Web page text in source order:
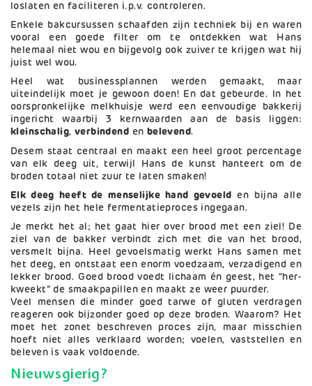
loslaten en faciliteren i.p.v. controleren.
Enkele bakcursussen schaafden zijn techniek bij en waren
vooral een goede filter om te ontdekken wat Hans
helemaal niet wou en bijgevolg ook zuiver te krijgen wat hij
juist wel wou.
Heel wat businessplannen werden gemaakt, maar
uiteindelijk moet je gewoon doen! En dat gebeurde. In het
oorspronkelijke melkhuisje werd een eenvoudige bakkerij
ingericht waarbij 3 kernwaarden aan de basis liggen:
kleinschalig, verbindend en belevend.
Desem staat centraal en maakt een heel groot percentage
van elk deeg uit, terwijl Hans de kunst hanteert om de
broden totaal niet zuur te laten smaken!
Elk deeg heeft de menselijke hand gevoeld en bijna alle
vezels zijn het hele fermentatieproces ingegaan.
Je merkt het al; het gaat hier over brood met een ziel! De
ziel van de bakker verbindt zich met die van het brood,
versmelt bijna. Heel gevoelsmatig werkt Hans samen met
het deeg, en ontstaat een enorm voedzaam, verzadigend en
lekker brood. Goed brood voedt lichaam én geest, het “her-
kweekt” de smaakpapillen en maakt ze weer puurder.
Veel mensen die minder goed tarwe of gluten verdragen
reageren ook bijzonder goed op deze broden. Waarom? Het
moet het zonet beschreven proces zijn, maar misschien
hoeft niet alles verklaard worden; voelen, vaststellen en
beleven is vaak voldoende.
Nieuwsgierig?